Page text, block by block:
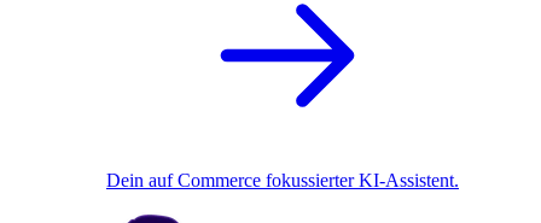
Dein auf Commerce fokussierter KI-Assistent.